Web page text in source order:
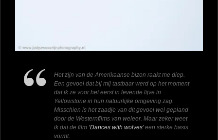
Het zijn van de Amerikaanse bizon raakt me diep.
Een gevoel dat bij mij tastbaar werd op het moment
dat ik ze voor het eerst in levende lijve in
Yellowstone in hun natuurlijke omgeving zag.
Misschien is het zaadje van dit gevoel wel gepland
door de Westernfilms van weleer. Maar zeker weet
ik dat de film ‘Dances with wolves’een sterke basis
vormt.